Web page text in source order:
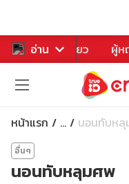
อ่าน
หาร ท่องเที่ยว ผู้
หน้าแรก ... นอนทับห
อื่นๆ
นอนทับหลุมศพ